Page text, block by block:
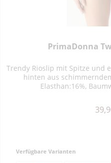
PrimaDonna
Trendy Rioslip mit Spitze und
hinten aus
Elasthan:16%,
Verfügbare Varianten